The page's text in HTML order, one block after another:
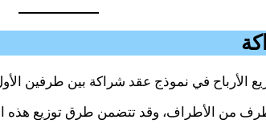
في نموذج عقد شراكة بين طرفين
الأطراف، وقد تتضمن طرق توزيع هذه